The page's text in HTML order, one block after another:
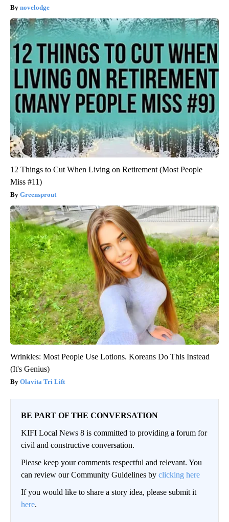
novelodge
12 Things to Cut When Living on Retirement (Most People
Miss #11)
Greensprout
Wrinkles: Most People Use Lotions. Koreans Do This Instead
(It's Genius)
Olavita Tri Lift
BE PART OF THE CONVERSATION
KIFI Local News 8 is committed to providing a forum for
civil and constructive conversation.
Please keep your comments respectful and relevant. You
can review our Community Guidelines by clicking here
If you would like to share a story idea, please submit it
here.